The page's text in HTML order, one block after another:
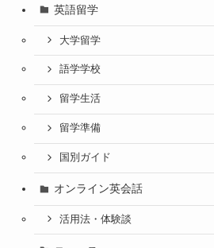
英語留学
大学留学
語学学校
留学生活
留学準備
国別ガイド
オンライン英会話
活用法・体験談